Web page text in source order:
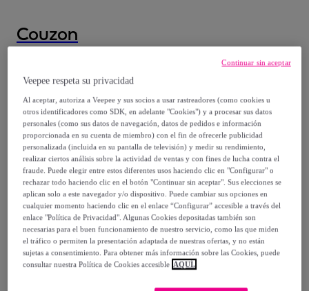
Couzon
Distingo - Cubertería de 48 piezas
Desde
548,40 €
914,00 €
-40%
Vendido porAmefa Couzon
Entrega
Veepee respeta su privacidad
Al aceptar, autoriza a Veepee y sus socios a usar rastreadores (como cookies u
otros identificadores como SDK, en adelante "Cookies") y a procesar sus datos
personales (como sus datos de navegación, datos de pedidos e información
proporcionada en su cuenta de miembro) con el fin de ofrecerle publicidad
personalizada (incluida en su pantalla de televisión) y medir su rendimiento,
realizar ciertos análisis sobre la actividad de ventas y con fines de lucha contra el
fraude. Puede elegir entre estos diferentes usos haciendo clic en "Configurar" o
rechazar todo haciendo clic en el botón "Continuar sin aceptar". Sus elecciones se
aplican solo a este navegador y/o dispositivo. Puede cambiar sus opciones en
cualquier momento haciendo clic en el enlace “Configurar” accesible a través del
enlace "Política de Privacidad". Algunas Cookies depositadas también son
necesarias para el buen funcionamiento de nuestro servicio, como las que miden
el tráfico o permiten la presentación adaptada de nuestras ofertas, y no están
sujetas a consentimiento. Para obtener más información sobre las Cookies, puede
consultar nuestra Política de Cookies accesible AQUÍ.
Continuar sin aceptar